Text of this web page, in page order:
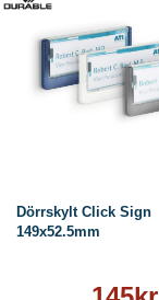
Dörrskylt Click Sign
149x52.5mm